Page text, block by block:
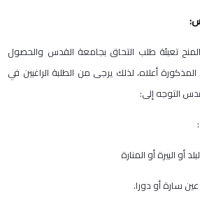
:
المنح تعبئة طلب التحاق بجامعة القدس والحصول
أعلاه، لذلك يرجى من الطلبة الراغبين في
التوجه إلى:
أو البيرة أو المنارة
سارة أو دورا.